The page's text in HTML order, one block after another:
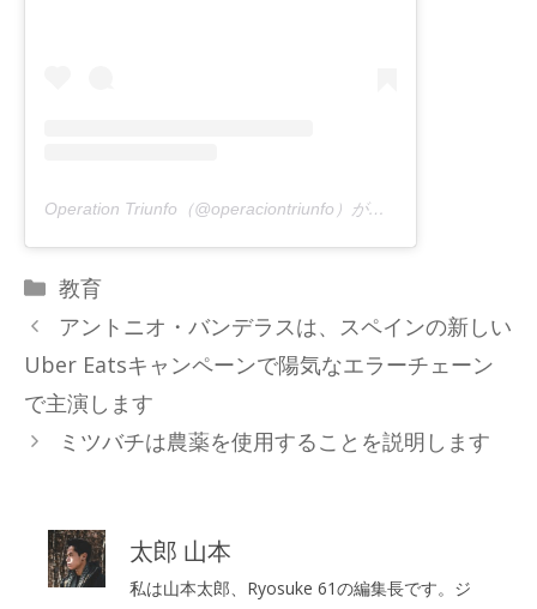
Operation Triunfo（@operaciontriunfo）が共有する出版物
カ
テ
リ
ー
教育
アントニオ・バンデラスは、スペインの新しい
Uber Eatsキャンペーンで陽気なエラーチェーン
で主演します
ミツバチは農薬を使用することを説明します
太郎 山本
私は山本太郎、Ryosuke 61の編集長です。ジ